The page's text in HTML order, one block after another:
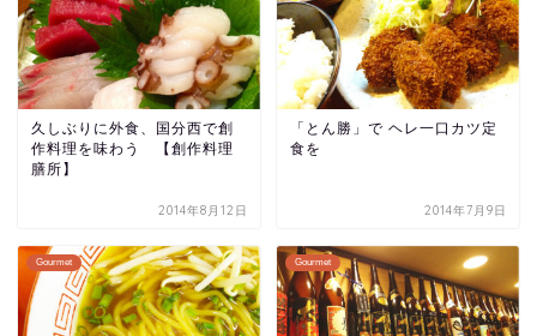
久しぶりに外食、国分西で創
作料理を味わう 【創作料理
膳所】
2014年8月12日
「とん勝」で ヘレ一口カツ定
食を
2014年7月9日
Gourmet Gourmet